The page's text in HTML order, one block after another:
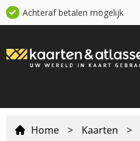
Achteraf betalen mogelijk
Home > Kaarten >